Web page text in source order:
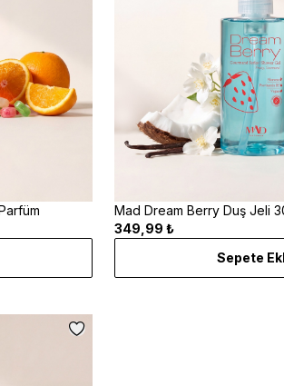
Mad Dream Berry Duş Jeli
349,99 ₺
Sepete